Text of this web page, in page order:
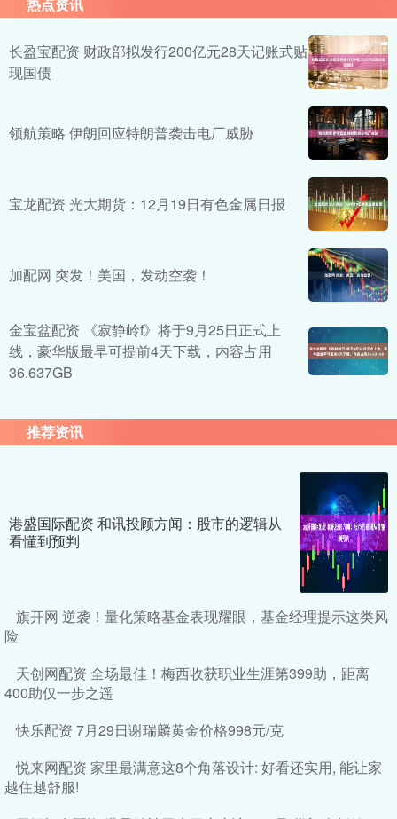
热点资讯
长盈宝配资 财政部拟发行200亿元28天记账式贴
现国债
领航策略 伊朗回应特朗普袭击电厂威胁
宝龙配资 光大期货：12月19日有色金属日报
加配网 突发！美国，发动空袭！
金宝盆配资 《寂静岭f》将于9月25日正式上
线，豪华版最早可提前4天下载，内容占用
36.637GB
推荐资讯
港盛国际配资 和讯投顾方闻：股市的逻辑从
看懂到预判
旗开网 逆袭！量化策略基金表现耀眼，基金经理提示这类风
险
天创网配资 全场最佳！梅西收获职业生涯第399助，距离
400助仅一步之遥
快乐配资 7月29日谢瑞麟黄金价格998元/克
悦来网配资 家里最满意这8个角落设计: 好看还实用, 能让家
越住越舒服!